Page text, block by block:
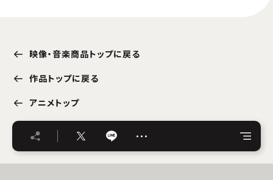
映像・音楽商品トップに戻る
作品トップに戻る
アニメトップ
…